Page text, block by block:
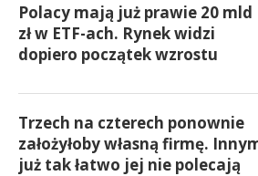
Polacy mają już prawie 20 mld
zł w ETF-ach. Rynek widzi
dopiero początek wzrostu
Trzech na czterech ponownie
założyłoby własną firmę.
już tak łatwo jej nie polecają